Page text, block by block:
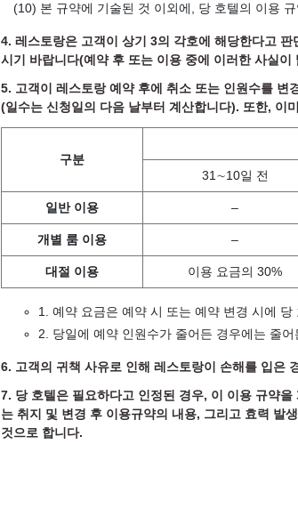
(10) 본 규약에 기술된 것 이외에, 당 호텔의 이용 규
4. 레스토랑은 고객이 상기 3의 각호에 해당한다고
시기 바랍니다(예약 후 또는 이용 중에 이러한 사실
5. 고객이 레스토랑 예약 후에 취소 또는 인원수를 변
(일수는 신청일의 다음 날부터 계산합니다). 또한, 이
구분
31∼10일 전
일반 이용 –
개별 룸 이용 –
대절 이용 이용 요금의 30%
1. 예약 요금은 예약 시 또는 예약 변경 시에
2. 당일에 예약 인원수가 줄어든 경우에는 줄
6. 고객의 귀책 사유로 인해 레스토랑이 손해를 입은
7. 당 호텔은 필요하다고 인정된 경우, 이 이용 규약
는 취지 및 변경 후 이용규약의 내용, 그리고 효력 발
것으로 합니다.